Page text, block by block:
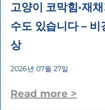
고양이 코막힘·재
수도 있습니다 –
상
2026년 07월 27일
Read more >